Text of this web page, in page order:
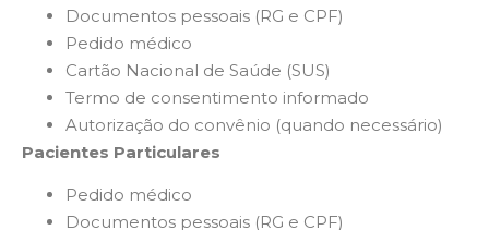
Documentos pessoais (RG e CPF)
Pedido médico
Cartão Nacional de Saúde (SUS)
Termo de consentimento informado
Autorização do convênio (quando necessário)
Pacientes Particulares
Pedido médico
Documentos pessoais (RG e CPF)